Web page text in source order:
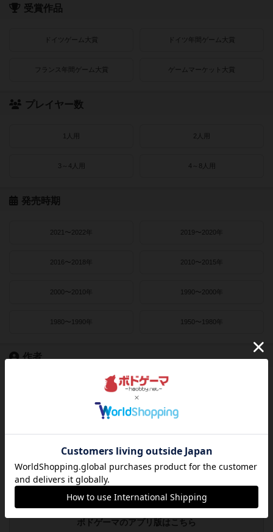
受賞作品
ドイツゲーム大賞 ドイツ年間ゲーム大賞
フランス年間ゲーム大賞 ゲームマーケット大賞
プレイヤー数
1人用 2人用
3～4人用 4～8人用
発売時期
2021〜2022年 2019〜2020年
2016〜2018年 2010〜2015年
2000〜2010年 1990〜2000年
1980〜1990年 1950〜1980年
作者
ライナー・クニツィア
ヴォルフガング・クラマー ウヴェ・ローゼンベルク
フリードマン・フリーゼ カナイセイジ
クレメンス・フランツ
ボドゲーマのアプリ版はこちら